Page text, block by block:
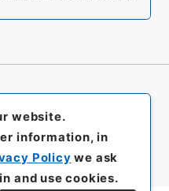
website.
information, in
Policy we ask
and use cookies.